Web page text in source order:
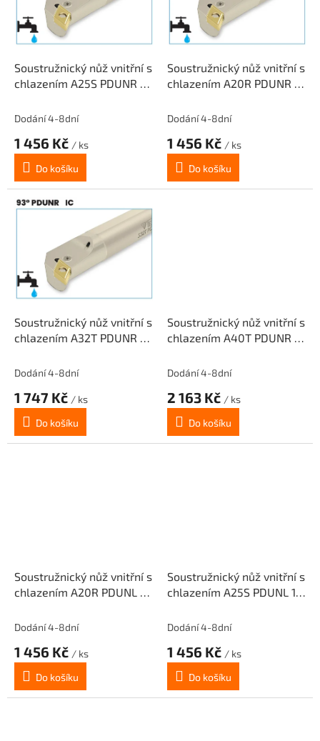
Soustružnický nůž vnitřní s
chlazením A25S PDUNR 15
(pravý)
Dodání 4-8dní
1 456 Kč / ks
Do košíku
Soustružnický nůž vnitřní s
chlazením A20R PDUNR 11
(pravý)
Dodání 4-8dní
1 456 Kč / ks
Do košíku
Soustružnický nůž vnitřní s
chlazením A32T PDUNR 15
(pravý)
Dodání 4-8dní
1 747 Kč / ks
Do košíku
Soustružnický nůž vnitřní s
chlazením A40T PDUNR 15
(pravý)
Dodání 4-8dní
2 163 Kč / ks
Do košíku
Soustružnický nůž vnitřní s
chlazením A20R PDUNL 11
(levý)
Dodání 4-8dní
1 456 Kč / ks
Do košíku
Soustružnický nůž vnitřní s
chlazením A25S PDUNL 15
(levý)
Dodání 4-8dní
1 456 Kč / ks
Do košíku